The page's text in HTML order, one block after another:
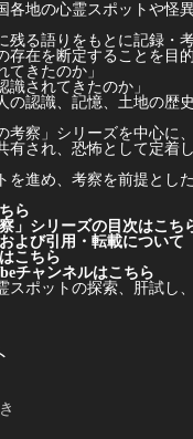
各地の心霊スポットや怪
残る語りをもとに記録・
存在を断定することを目的
てきたのか」
識されてきたのか」
の認識、記憶、土地の歴
考察」シリーズを中心に、
有され、恐怖として定着
を進め、考察を前提とし
ら
」シリーズの目次はこち
よび引用・転載について
こちら
チャンネルはこちら
スポットの探索、肝試し